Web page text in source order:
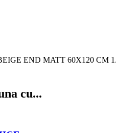
END MATT 60X120 CM
cu...